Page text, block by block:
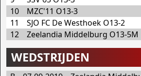
10
MZC'11 O13-3
11
SJO FC De Westhoek O13-2
12
Zeelandia Middelburg O13-5M
WEDSTRIJDEN